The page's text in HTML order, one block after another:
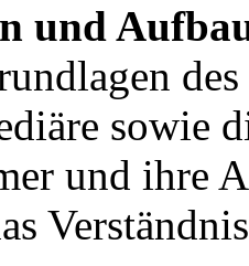
und
sowie
und ihre